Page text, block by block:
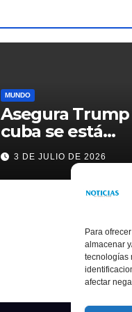
Para
almacenar
tecnologías
afectar
MUNDO
Asegura Trump
cuba se está
acercando a
nosotros
3 DE JULIO DE 2026